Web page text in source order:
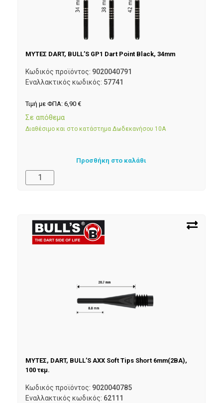
ΜΥΤΕΣ DART, BULL’S GP1 Dart Point Black, 34mm
Κωδικός προϊόντος: 9020040791
Εναλλακτικός κωδικός: 57741
Τιμή με ΦΠΑ: 6,90 €
Σε απόθεμα
Διαθέσιμο και στο κατάστημα Δωδεκανήσου 10Α
Προσθήκη στο καλάθι
ΜΥΤΕΣ, DART, BULL’S AXX Soft Tips Short 6mm(2BA),
100 τεμ.
Κωδικός προϊόντος: 9020040785
Εναλλακτικός κωδικός: 62111